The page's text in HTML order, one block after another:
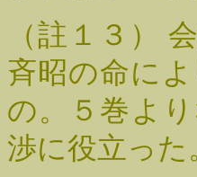
（註１３）
斉昭の命に
の。５巻よ
渉に役立った